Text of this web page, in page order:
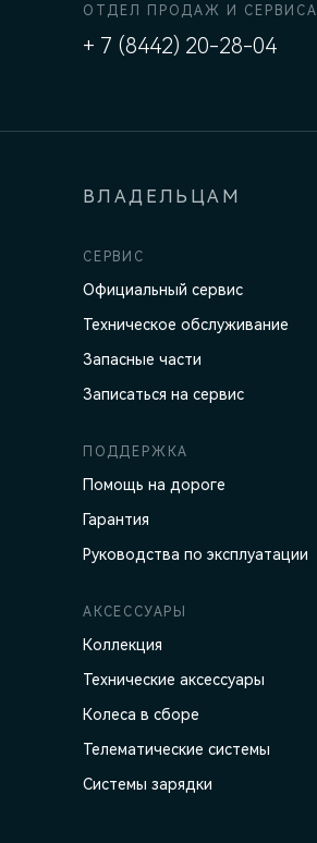
ОТДЕЛ ПРОДАЖ И СЕРВИСА
+ 7 (8442) 20-28-04
ВЛАДЕЛЬЦАМ
СЕРВИС
Официальный сервис
Техническое обслуживание
Запасные части
Записаться на сервис
ПОДДЕРЖКА
Помощь на дороге
Гарантия
Руководства по эксплуатации
АКСЕССУАРЫ
Коллекция
Технические аксессуары
Колеса в сборе
Телематические системы
Системы зарядки